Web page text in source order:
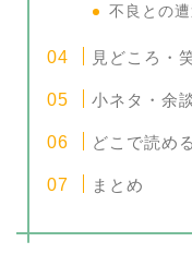
不良との遭
見どころ・
小ネタ・余
どこで読め
まとめ